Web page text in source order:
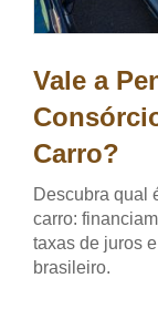
Vale a
Carro?
Descubra qual
carro:
taxas de juros
brasileiro.